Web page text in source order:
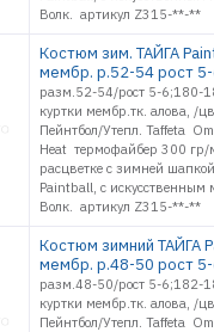
Волк. артикул Z315-**-**
Костюм зим. ТАЙГА
мембр. р.52-54 рост
разм.52-54/рост 5-6;180-
куртки мембр.тк. алова, /
Пейнтбол/Утепл. Taffeta
Heat термофайбер 300 гр/
расцветке с зимней
Paintball, с искусственным
Волк. артикул Z315-**-**
Костюм зимний ТАЙГА
мембр. р.48-50 рост
разм.48-50/рост 5-6;182-
куртки мембр.тк. алова, /
Пейнтбол/Утепл. Taffeta